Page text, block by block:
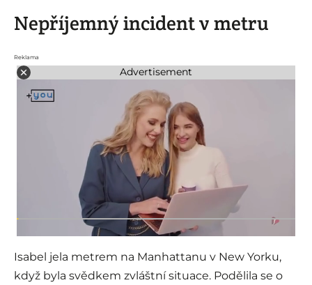
Nepříjemný incident v metru
Reklama
Advertisement
Isabel jela metrem na Manhattanu v New Yorku,
když byla svědkem zvláštní situace. Podělila se o